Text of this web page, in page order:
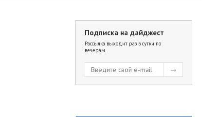
Подписка на дайджест
Рассылка выходит раз в сутки по
вечерам.